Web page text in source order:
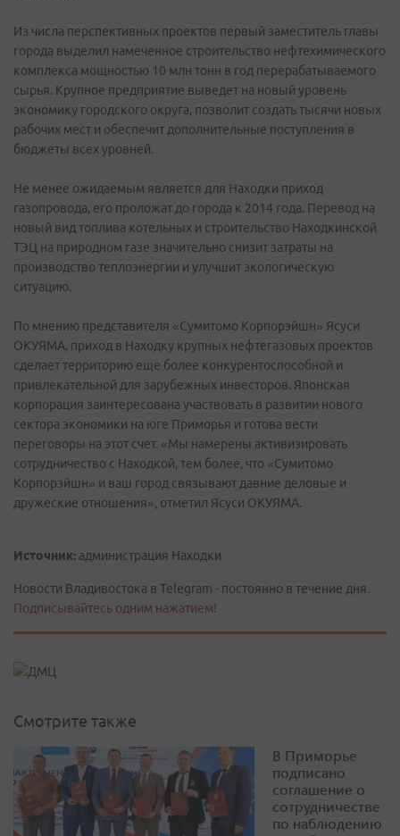
Из числа перспективных проектов первый заместитель главы
города выделил намеченное строительство нефтехимического
комплекса мощностью 10 млн тонн в год перерабатываемого
сырья. Крупное предприятие выведет на новый уровень
экономику городского округа, позволит создать тысячи новых
рабочих мест и обеспечит дополнительные поступления в
бюджеты всех уровней.
Не менее ожидаемым является для Находки приход
газопровода, его проложат до города к 2014 года. Перевод на
новый вид топлива котельных и строительство Находкинской
ТЭЦ на природном газе значительно снизит затраты на
производство теплоэнергии и улучшит экологическую
ситуацию.
По мнению представителя «Сумитомо Корпорэйшн» Ясуси
ОКУЯМА, приход в Находку крупных нефтегазовых проектов
сделает территорию еще более конкурентоспособной и
привлекательной для зарубежных инвесторов. Японская
корпорация заинтересована участвовать в развитии нового
сектора экономики на юге Приморья и готова вести
переговоры на этот счет. «Мы намерены активизировать
сотрудничество с Находкой, тем более, что «Сумитомо
Корпорэйшн» и ваш город связывают давние деловые и
дружеские отношения», отметил Ясуси ОКУЯМА.
Источник: администрация Находки
Новости Владивостока в Telegram - постоянно в течение дня.
Подписывайтесь одним нажатием!
Смотрите также
В Приморье
подписано
соглашение о
сотрудничестве
по наблюдению